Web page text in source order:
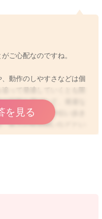
ご心配なのですね。
動作のしやすさなどは個
って発達していくとも限
段階を飛ばして、発達な
つかまり立ちや伝い歩き
筋力が特別弱いなどとい
本的には、お子さんの発
なさって、特に異常を指
さらなくても良いと思い
を見る